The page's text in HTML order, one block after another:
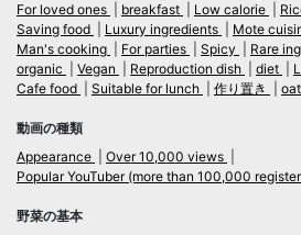
For loved ones
breakfast Low calorie
Saving food
Luxury ingredients Mote
Man's cooking
For parties Spicy Rare
organic
Vegan Reproduction dish diet
Cafe food
Suitable for lunch 作り置き
動画の種類
Appearance
Over 10,000 views
Popular YouTuber (more than 100,000
野菜の基本